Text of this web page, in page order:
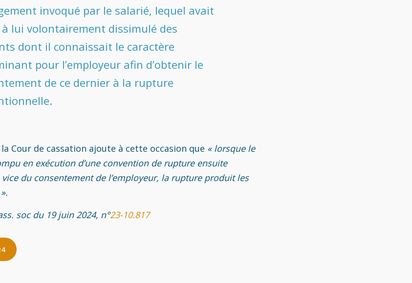
invoqué par le salarié, lequel avait
lui volontairement dissimulé des
dont il connaissait le caractère
pour l’employeur afin d’obtenir le
de ce dernier à la rupture
Cour de cassation ajoute à cette occasion que « lorsque le
en exécution d’une convention de rupture ensuite
vice du consentement de l’employeur, la rupture produit les
soc du 19 juin 2024, n°23-10.817